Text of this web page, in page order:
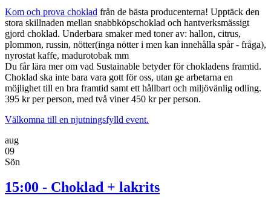
Kom och prova choklad från de bästa producenterna! Upptäck den
stora skillnaden mellan snabbköpschoklad och hantverksmässigt
gjord choklad. Underbara smaker med toner av: hallon, citrus,
plommon, russin, nötter(inga nötter i men kan innehålla spår - fråga),
nyrostat kaffe, madurotobak mm
Du får lära mer om vad Sustainable betyder för chokladens framtid.
Choklad ska inte bara vara gott för oss, utan ge arbetarna en
möjlighet till en bra framtid samt ett hållbart och miljövänlig odling.
395 kr per person, med två viner 450 kr per person.
Välkomna till en njutningsfylld event.
aug
09
Sön
15:00 - Choklad + lakrits